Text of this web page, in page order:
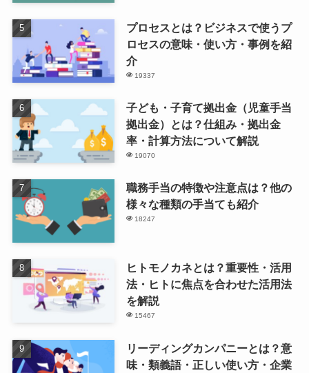
プロセスとは？ビジネスで使うプ
ロセスの意味・使い方・事例を紹
介
19337
子ども・子育て拠出金（児童手当
拠出金）とは？仕組み・拠出金
率・計算方法について解説
19070
職務手当の特徴や注意点は？他の
様々な種類の手当ても紹介
18247
ヒトモノカネとは？重要性・活用
法・ヒトに焦点を合わせた活用法
を解説
15467
リーディングカンパニーとは？意
味・類義語・正しい使い方・企業